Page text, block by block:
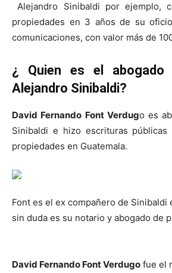
Alejandro Sinibaldi por ejemplo,
propiedades en 3 años de su
comunicaciones, con valor más de
¿ Quien es el
Alejandro Sinibaldi?
David Fernando Font Verdugo es
Sinibaldi e hizo escrituras públicas
propiedades en Guatemala.
Font es el ex compañero de Sinibaldi
sin duda es su notario y abogado de
David Fernando Font Verdugo fue el